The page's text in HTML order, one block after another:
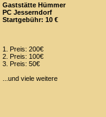
Gaststätte Hümmer
PC Jesserndorf
Startgebühr: 10 €
1. Preis: 200€
2. Preis: 100€
3. Preis: 50€
...und viele weitere